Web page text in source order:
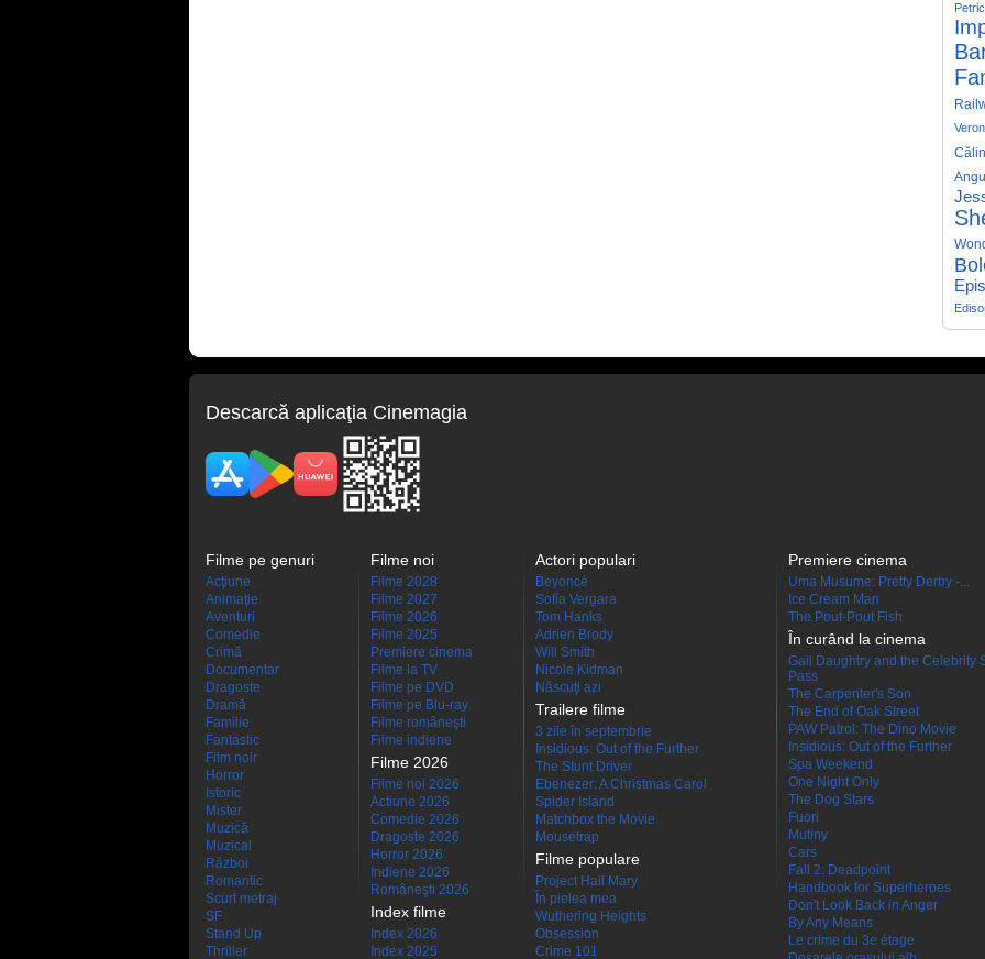
Descarcă aplicaţia Cinemagia
Filme pe genuri
Acţiune
Animaţie
Aventuri
Comedie
Crimă
Documentar
Dragoste
Dramă
Familie
Fantastic
Film noir
Horror
Istoric
Mister
Muzică
Muzical
Război
Romantic
Scurt metraj
SF
Stand Up
Thriller
Filme noi
Filme 2028
Filme 2027
Filme 2026
Filme 2025
Premiere cinema
Filme la TV
Filme pe DVD
Filme pe Blu-ray
Filme româneşti
Filme indiene
Filme 2026
Filme noi 2026
Actiune 2026
Comedie 2026
Dragoste 2026
Horror 2026
Indiene 2026
Româneşti 2026
Index filme
Index 2026
Index 2025
Actori populari
Beyoncé
Sofía Vergara
Tom Hanks
Adrien Brody
Will Smith
Nicole Kidman
Născuţi azi
Trailere filme
3 zile în septembrie
Insidious: Out of the Further
The Stunt Driver
Ebenezer: A Christmas Carol
Spider Island
Matchbox the Movie
Mousetrap
Filme populare
Project Hail Mary
În pielea mea
Wuthering Heights
Obsession
Crime 101
Premiere cinema
Uma Musume: Pretty Derby -...
Ice Cream Man
The Pout-Pout Fish
În curând la cinema
Gail Daughtry and the Celebrity
Pass
The Carpenter's Son
The End of Oak Street
PAW Patrol: The Dino Movie
Insidious: Out of the Further
Spa Weekend
One Night Only
The Dog Stars
Fuori
Mutiny
Cars
Fall 2: Deadpoint
Handbook for Superheroes
Don't Look Back in Anger
By Any Means
Le crime du 3e étage